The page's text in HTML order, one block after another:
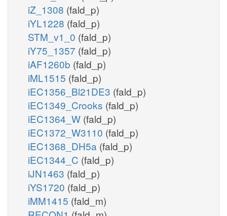
iZ_1308 (fald_p)
iYL1228 (fald_p)
STM_v1_0 (fald_p)
iY75_1357 (fald_p)
iAF1260b (fald_p)
iML1515 (fald_p)
iEC1356_Bl21DE3 (fald_p)
iEC1349_Crooks (fald_p)
iEC1364_W (fald_p)
iEC1372_W3110 (fald_p)
iEC1368_DH5a (fald_p)
iEC1344_C (fald_p)
iJN1463 (fald_p)
iYS1720 (fald_p)
iMM1415 (fald_m)